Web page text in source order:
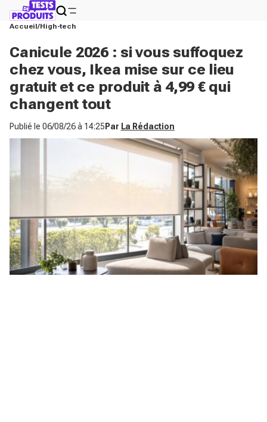
Accueil High-tech
Canicule 2026 : si vous suffoquez
chez vous, Ikea mise sur ce lieu
gratuit et ce produit à 4,99 € qui
changent tout
Publié le 06/08/26 à 14:25 Par La Rédaction